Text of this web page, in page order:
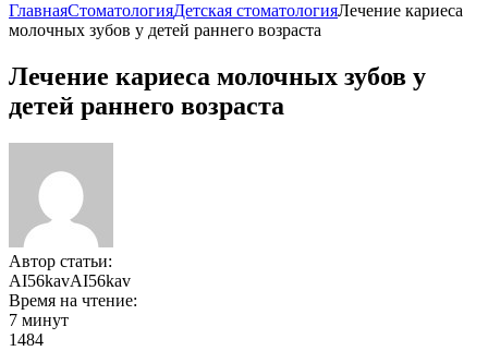
ГлавнаяСтоматологияДетская стоматологияЛечение кариеса
молочных зубов у детей раннего возраста
Лечение кариеса молочных зубов у
детей раннего возраста
Автор статьи:
AI56kavAI56kav
Время на чтение:
7 минут
1484